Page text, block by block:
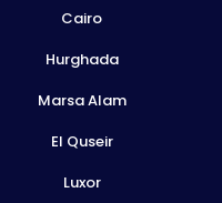
Cairo
Hurghada
Marsa Alam
El Quseir
Luxor